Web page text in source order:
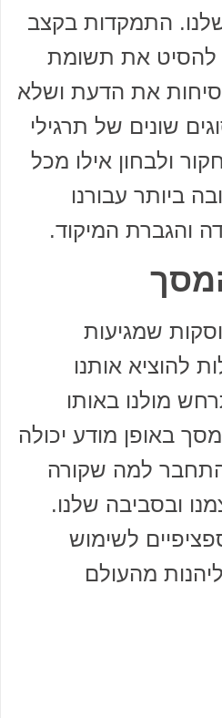
התמקדות בקצב
להסיט את תשומת
את הדעת ושלא
שונים של תרגילי
ולבחון אילו מכל
ביותר עבורנו
והגברת המיקוד.
שמגיעות
להוציא אותנו
מולנו באותו
באופן מודע יכולה
למה שקורה
ובסביבה שלנו.
לשימוש
מהעולם